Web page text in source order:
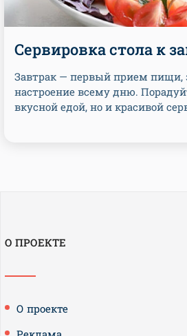
Сервировка стола к
Завтрак — первый прием
настроение всему дню.
вкусной едой, но и красивой
О ПРОЕКТЕ
О проекте